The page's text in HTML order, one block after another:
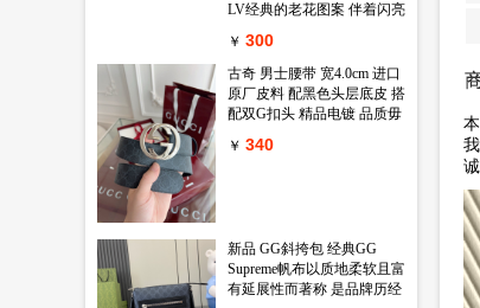
LV经典的老花图案 伴着闪亮
鲜花在天然母贝上绽放出璀
璨的淡粉金光 链条上还镶嵌
一颗闪耀的小钻石 绝对的气
质款 心动只在一瞬间
￥ 300
古奇 男士腰带 宽4.0cm 进口
原厂皮料 配黑色头层底皮 搭
配双G扣头 精品电镀 品质毋
装 送礼自用首选
￥ 340
新品 GG斜挎包 经典GG
Supreme帆布以质地柔软且富
有延展性而著称 是品牌历经